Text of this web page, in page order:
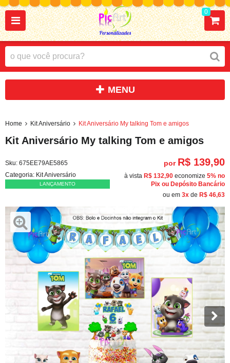
0
Home Kit Aniversário Kit Aniversário My talking Tom e amigos
Kit Aniversário My talking Tom e amigos
Sku: 675EE79AE5865
Categoria: Kit Aniversário
LANÇAMENTO
por R$ 139,90
à vista R$ 132,90 economize 5% no
Pix ou Depósito Bancário
ou em 3x de R$ 46,63